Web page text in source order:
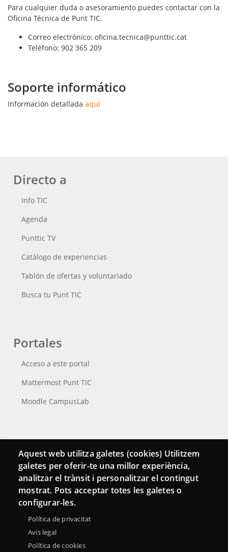
Para cualquier duda o asesoramiento puedes contactar con la
Oficina Técnica de Punt TIC.
Correo electrónico: oficina.tecnica@punttic.cat
Teléfono: 902 365 209
Soporte informático
Información detallada aquí
Directo a
Info TIC
Agenda
Punttic TV
Catálogo de experiencias
Tablón de ofertas y voluntariado
Busca tu Punt TIC
Portales
Acceso a este portal
Mattermost Punt TIC
Moodle CampusLab
Conecta
Contacto
Hemeroteca
Aquest web utilitza galetes (cookies) Utilitzem
galetes per oferir-te una millor experiència,
analitzar el trànsit i personalitzar el contingut
mostrat. Pots acceptar totes les galetes o
configurar-les.
Política de privacitat
Avís legal
Política de cookies